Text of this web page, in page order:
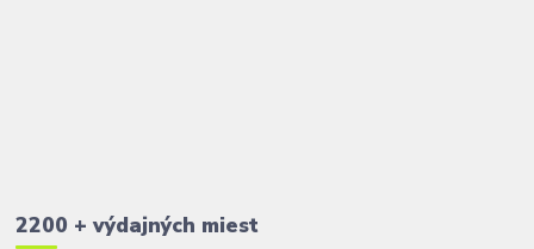
2200 + výdajných miest